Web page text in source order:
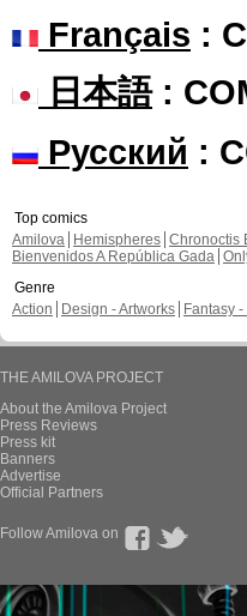
Français :
日本語:
Русский :
Top comics
Amilova
Hemispheres Chronoctis
Bienvenidos A República Gada
Genre
Action
Design - Artworks Fantasy -
THE AMILOVA PROJECT
About the Amilova Project
Press Reviews
Press kit
Banners
Advertise
Official Partners
Follow Amilova on